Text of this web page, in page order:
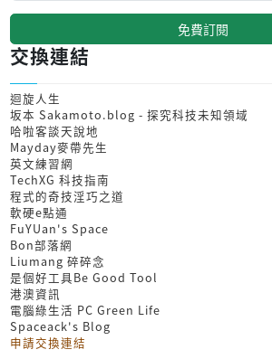
免費訂閱
交換連結
迴旋人生
坂本 Sakamoto.blog - 探究科技未知領域
哈啦客談天說地
Mayday麥帶先生
英文練習網
TechXG 科技指南
程式的奇技淫巧之道
軟硬e點通
FuYUan's Space
Bon部落網
Liumang 碎碎念
是個好工具Be Good Tool
港澳資訊
電腦綠生活 PC Green Life
Spaceack's Blog
申請交換連結